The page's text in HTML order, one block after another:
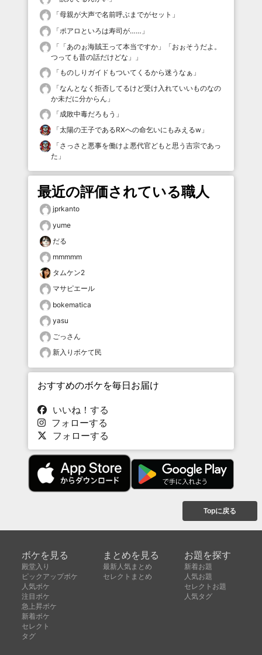
「母親が大声で名前呼ぶまでがセット 」
「ポアロといろは寿司が…… 」
「 「あのぉ海賊王って本当ですか」「おぉそうだよ。
つっても昔の話だけどな」
」
「 ものしりガイドもついてくるから迷うなぁ 」
「なんとなく拒否してるけど受け入れていいものなの
か未だに分からん 」
「成敗中毒だろもう 」
「太陽の王子であるRXへの命乞いにもみえるw 」
「さっさと悪事を働けよ悪代官どもと思う吉宗であっ
た 」
最近の評価されている職人
jprkanto
yume
だる
mmmmm
タムケン2
マサピエール
bokematica
yasu
ごっさん
新入りボケて民
おすすめのボケを毎日お届け
いいね！する
フォローする
フォローする
Topに戻る
ボケを見る
殿堂入り
ピックアップボケ
人気ボケ
注目ボケ
急上昇ボケ
新着ボケ
セレクト
タグ
まとめを見る
最新人気まとめ
セレクトまとめ
お題を探す
新着お題
人気お題
セレクトお題
人気タグ